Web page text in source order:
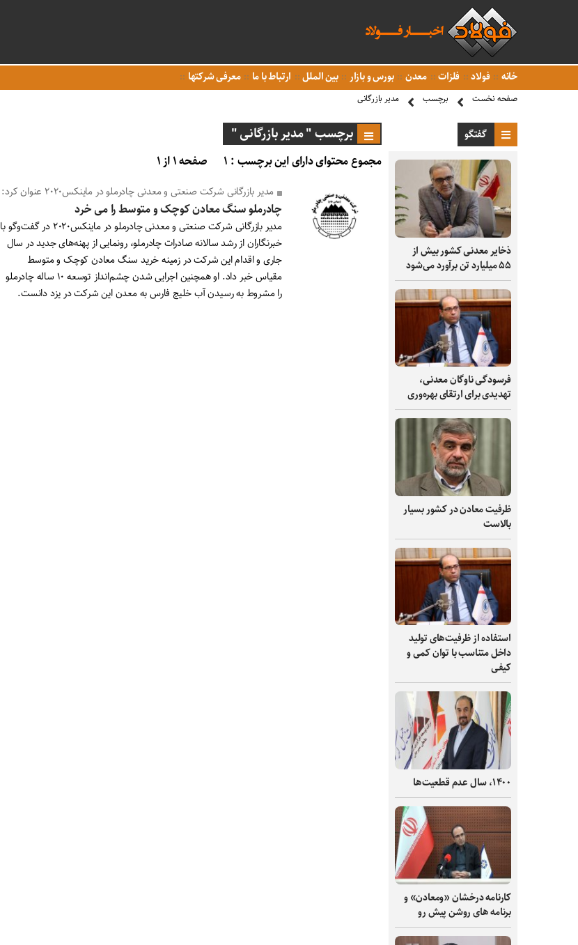
خانه فولاد فلزات معدن بورس و بازار بین الملل ارتباط با ما معرفی شرکتها
صفحه نخست برچسب مدیر بازرگانی
گفتگو
ذخایر معدنی کشور بیش از
۵۵ میلیارد تن برآورد می‌شود
فرسودگی ناوگان معدنی،
تهدیدی برای ارتقای بهره‌وری
ظرفیت‌ معادن در کشور بسیار
بالاست
استفاده از ظرفیت‌های تولید
داخل متناسب با توان کمی و
کیفی
۱۴۰۰، سال عدم قطعیت‌ها
کارنامه درخشان «ومعادن» و
برنامه های روشن پیش رو
برچسب " مدیر بازرگانی "
مجموع محتوای دارای این برچسب : ۱ صفحه ۱ از ۱
مدیر بازرگانی شرکت صنعتی و معدنی چادرملو در ماینکس۲۰۲۰ عنوان کرد:
چادرملو سنگ معادن کوچک و متوسط را می خرد
مدیر بازرگانی شرکت صنعتی و معدنی چادرملو در ماینکس۲۰۲۰ در گفت‌و‌گو با
خبرنگاران از رشد سالانه صادرات چادرملو، رونمایی از پهنه‌های جدید در سال
جاری و اقدام این شرکت در زمینه خرید سنگ معادن کوچک و متوسط
مقیاس خبر داد. او همچنین اجرایی شدن چشم‌انداز توسعه ۱۰ ساله چادرملو
را مشروط به رسیدن آب خلیج فارس به معدن این شرکت در یزد دانست.